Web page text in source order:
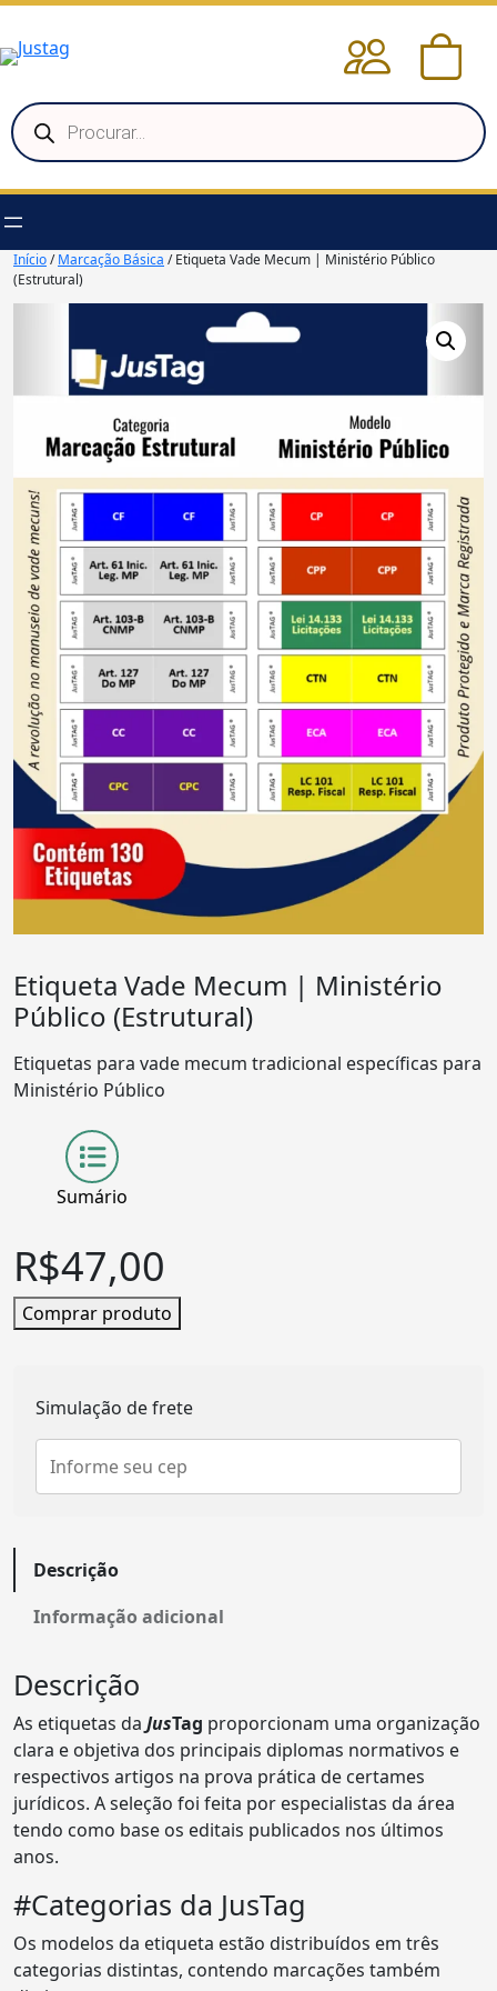
Pular
para
o
Pesquisar
produtos
Início/Marcação Básica / Etiqueta Vade Mecum | Ministério Público
(Estrutural)
Etiqueta Vade Mecum | Ministério
Público (Estrutural)
Etiquetas para vade mecum tradicional específicas para
Ministério Público
Sumário
R$47,00
Comprar produto
Simulação de frete
Descrição
Informação adicional
Descrição
As etiquetas da JusTag proporcionam uma organização
clara e objetiva dos principais diplomas normativos e
respectivos artigos na prova prática de certames
jurídicos. A seleção foi feita por especialistas da área
tendo como base os editais publicados nos últimos
anos.
#Categorias da JusTag
Os modelos da etiqueta estão distribuídos em três
categorias distintas, contendo marcações também